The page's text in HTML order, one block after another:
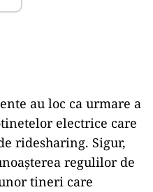
au loc ca urmare a
electrice care
ridesharing. Sigur,
regulilor de
tineri care